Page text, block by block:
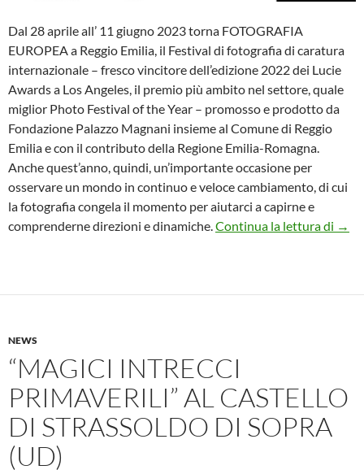
Dal 28 aprile all’ 11 giugno 2023 torna FOTOGRAFIA
EUROPEA a Reggio Emilia, il Festival di fotografia di caratura
internazionale – fresco vincitore dell’edizione 2022 dei Lucie
Awards a Los Angeles, il premio più ambito nel settore, quale
miglior Photo Festival of the Year – promosso e prodotto da
Fondazione Palazzo Magnani insieme al Comune di Reggio
Emilia e con il contributo della Regione Emilia-Romagna.
Anche quest’anno, quindi, un’importante occasione per
osservare un mondo in continuo e veloce cambiamento, di cui
la fotografia congela il momento per aiutarci a capirne e
comprenderne direzioni e dinamiche.Continua la lettura di →
NEWS
“MAGICI INTRECCI
PRIMAVERILI” AL CASTELLO
DI STRASSOLDO DI SOPRA
(UD)